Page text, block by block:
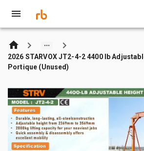
2026 STARVOX JT2-4-2 4400 lb
Portique (Unused)